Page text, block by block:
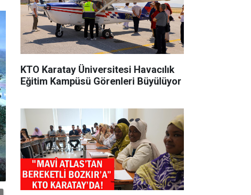
KTO Karatay Üniversitesi Havacılık
Eğitim Kampüsü Görenleri Büyülüyor